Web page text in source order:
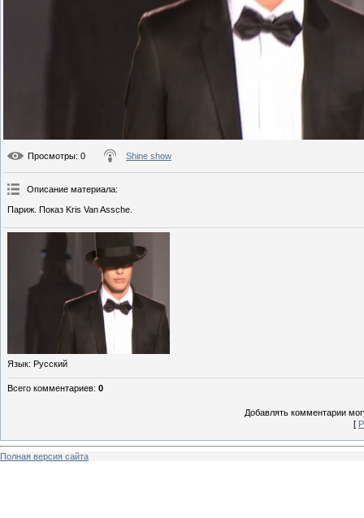
Просмотры: 0 Shine show
Описание материала:
Париж. Показ Kris Van Assche.
Язык: Русский
Всего комментариев: 0
Добавлять комментарии
[
Полная версия сайта